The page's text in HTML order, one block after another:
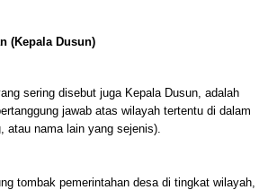
(Kepala Dusun)
sering disebut juga Kepala Dusun, adalah
jawab atas wilayah tertentu di dalam
atau nama lain yang sejenis).
tombak pemerintahan desa di tingkat wilayah,